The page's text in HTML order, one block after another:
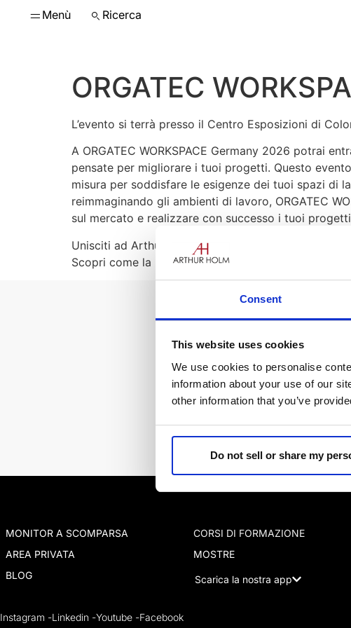
Consent
This website uses cookies
We use cookies to personalise
information about your use of our
other information that you’ve
Do not sell or share my
Menù Ricerca
ORGATEC
L’evento si terrà presso il Centro Esposizioni di
A ORGATEC WORKSPACE Germany 2026 potrai
pensate per migliorare i tuoi progetti. Questo
misura per soddisfare le esigenze dei tuoi spazi di
reimmaginando gli ambienti di lavoro, ORGATEC
sul mercato e realizzare con successo i tuoi
Unisciti ad Arthur Holm a
Scopri come la nostra tecnologia può trasformare
Rimanete al passo con
MONITOR A SCOMPARSA
AREA PRIVATA
BLOG
CORSI DI FORMAZIONE
MOSTRE
Scarica la nostra app
Instagram -Linkedin -Youtube -Facebook